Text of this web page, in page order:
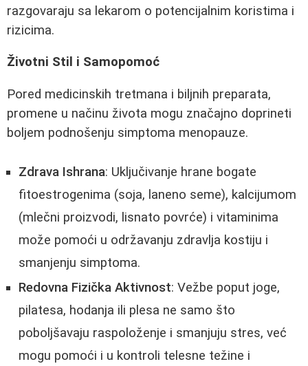
razgovaraju sa lekarom o potencijalnim koristima i
rizicima.
Životni Stil i Samopomoć
Pored medicinskih tretmana i biljnih preparata,
promene u načinu života mogu značajno doprineti
boljem podnošenju simptoma menopauze.
Zdrava Ishrana: Uključivanje hrane bogate
fitoestrogenima (soja, laneno seme), kalcijumom
(mlečni proizvodi, lisnato povrće) i vitaminima
može pomoći u održavanju zdravlja kostiju i
smanjenju simptoma.
Redovna Fizička Aktivnost: Vežbe poput joge,
pilatesa, hodanja ili plesa ne samo što
poboljšavaju raspoloženje i smanjuju stres, već
mogu pomoći i u kontroli telesne težine i